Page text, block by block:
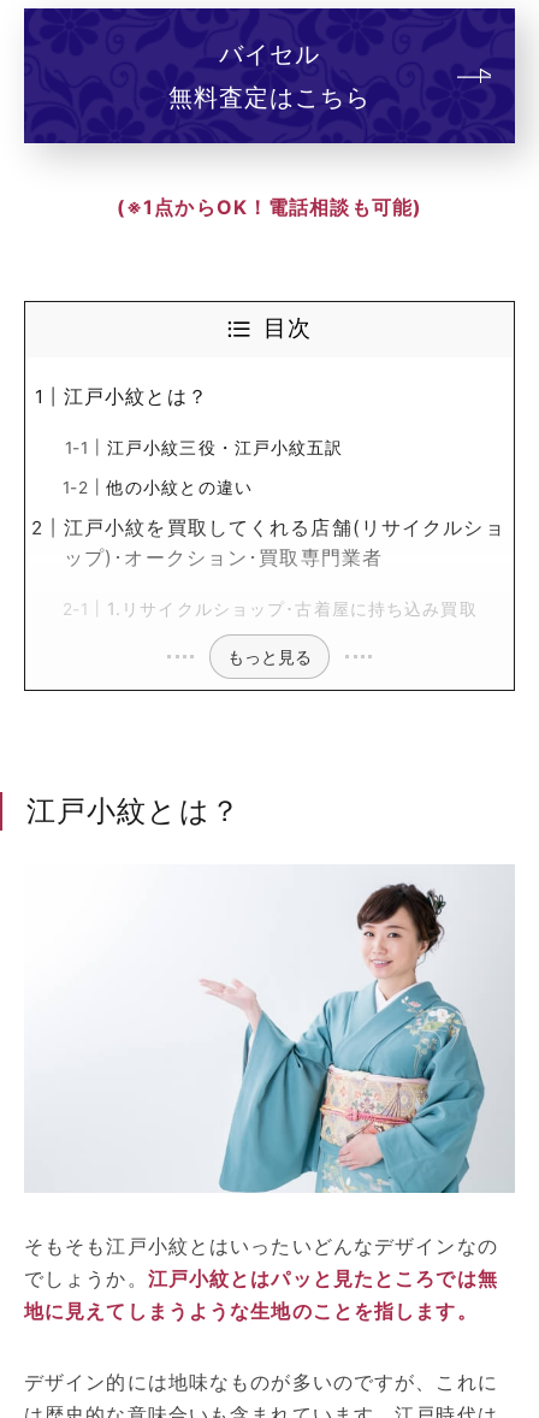
バイセル
無料査定はこちら
(※1点からOK！電話相談も可能)
目次
江戸小紋とは？
江戸小紋三役・江戸小紋五訳
他の小紋との違い
江戸小紋を買取してくれる店舗(リサイクルショ
ップ)･オークション･買取専門業者
1.リサイクルショップ･古着屋に持ち込み買取
もっと見る
江戸小紋とは？
そもそも江戸小紋とはいったいどんなデザインなの
でしょうか。 江戸小紋とはパッと見たところでは無
地に見えてしまうような生地のことを指します。
デザイン的には地味なものが多いのですが、これに